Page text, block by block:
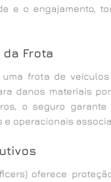
e o engajamento,
Frota
frota de
danos materiais
o seguro
operacionais
oferece